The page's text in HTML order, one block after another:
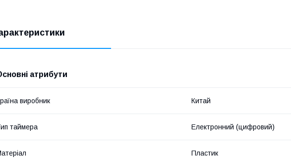
атрибути
виробник Китай
таймера Електронний (цифровий)
Пластик